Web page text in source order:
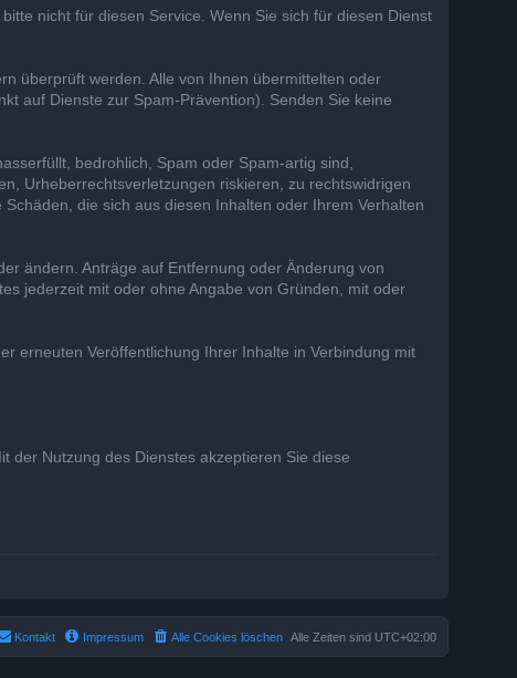
nicht für diesen Service. Wenn Sie sich für diesen Dienst
überprüft werden. Alle von Ihnen übermittelten oder
auf Dienste zur Spam-Prävention). Senden Sie keine
bedrohlich, Spam oder Spam-artig sind,
Urheberrechtsverletzungen riskieren, zu rechtswidrigen
die sich aus diesen Inhalten oder Ihrem Verhalten
ändern. Anträge auf Entfernung oder Änderung von
jederzeit mit oder ohne Angabe von Gründen, mit oder
erneuten Veröffentlichung Ihrer Inhalte in Verbindung mit
der Nutzung des Dienstes akzeptieren Sie diese
Alle Zeiten sind UTC+02:00
Alle Cookies löschen
Impressum
Kontakt